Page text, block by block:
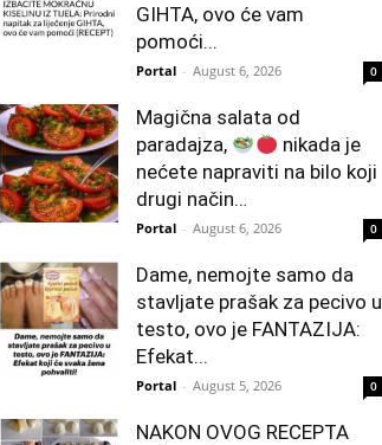
GIHTA, ovo će vam
pomoći...
Portal - August 6, 2026 0
Magična salata od
paradajza,
nikada je
nećete napraviti na bilo koji
drugi način…
Portal - August 6, 2026 0
Dame, nemojte samo da
stavljate prašak za pecivo u
testo, ovo je FANTAZIJA:
Efekat...
Portal - August 5, 2026 0
NAKON OVOG RECEPTA